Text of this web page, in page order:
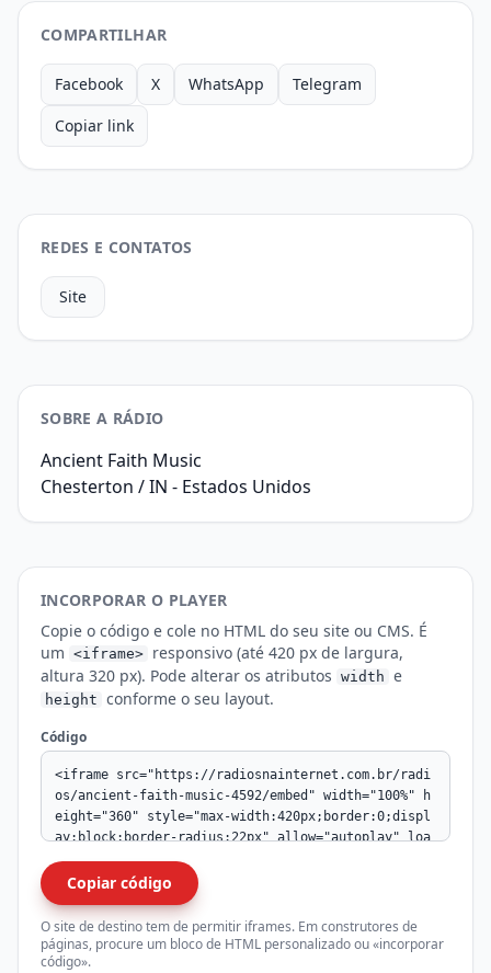
COMPARTILHAR
Facebook X WhatsApp
Telegram
Copiar link
REDES E CONTATOS
Site
SOBRE A RÁDIO
Ancient Faith Music
Chesterton / IN - Estados Unidos
INCORPORAR O PLAYER
Copie o código e cole no HTML do seu site ou CMS. É
um <iframe> responsivo (até 420 px de largura,
altura 320 px). Pode alterar os atributos width e
height conforme o seu layout.
Código
Copiar código
O site de destino tem de permitir iframes. Em construtores de
páginas, procure um bloco de HTML personalizado ou «incorporar
código».